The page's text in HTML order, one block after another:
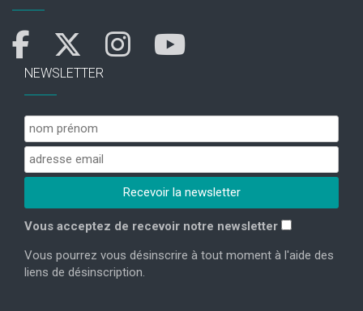
NEWSLETTER
Vous acceptez de recevoir notre newsletter
Vous pourrez vous désinscrire à tout moment à l'aide des
liens de désinscription.